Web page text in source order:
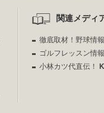
関連メディ
徹底取材！野球情
ゴルフレッスン情
小林カツ代直伝！